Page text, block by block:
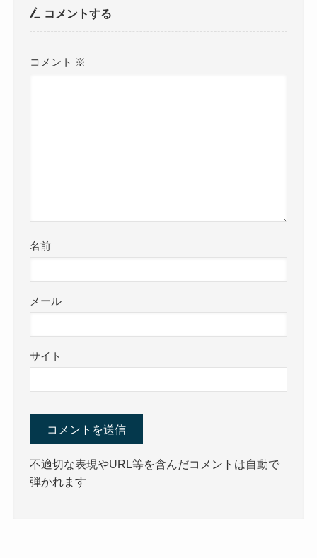
コメントする
コメント ※
名前
メール
サイト
不適切な表現やURL等を含んだコメントは自動で
弾かれます